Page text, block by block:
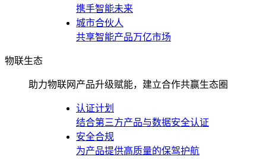
携手智能未来
城市合伙人
共享智能产品万亿市场
物联生态
助力物联网产品升级赋能，建立合作共赢生态圈
认证计划
结合第三方产品与数据安全认证
安全合规
为产品提供高质量的保驾护航